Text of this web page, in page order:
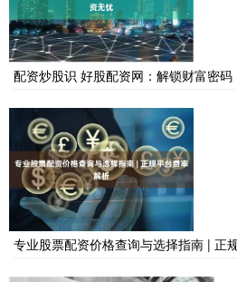
配资炒股识 好股配资网：解锁财富密
专业股票配资价格查询与选择指南 | 正